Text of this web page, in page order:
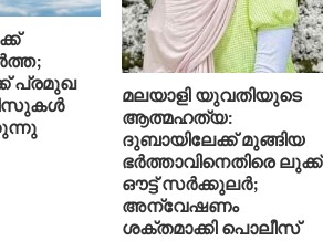
പ്രമുഖ
മലയാളി യുവതിയുടെ
ആത്മഹത്യ:
ദുബായിലേക്ക് മുങ്ങിയ
ഭർത്താവിനെതിരെ ലുക്ക്
ഔട്ട് സർക്കുലർ;
അന്വേഷണം
ശക്തമാക്കി പൊലീസ്